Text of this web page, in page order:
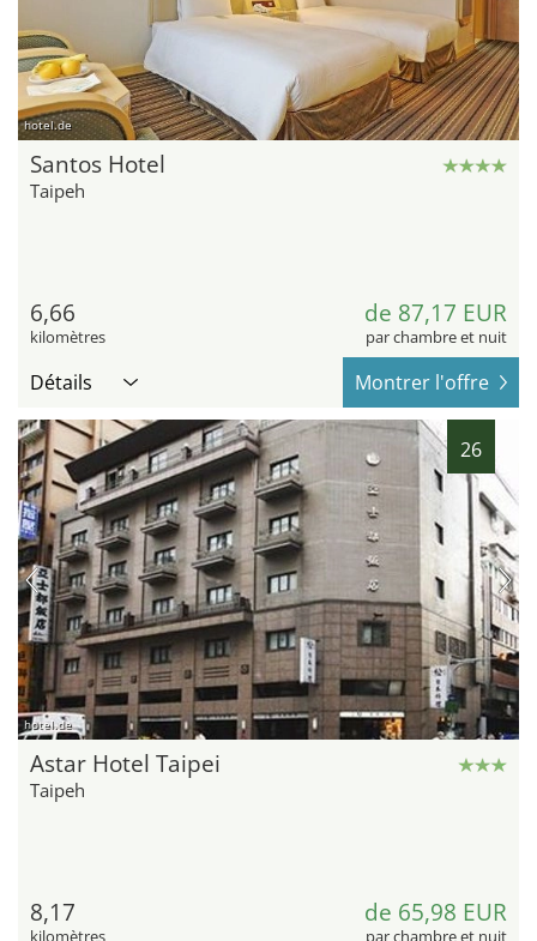
hotel.de
Santos Hotel
Taipeh
6,66
kilomètres
de 87,17 EUR
par chambre et nuit
Détails Montrer l'offre
26
hotel.de
Astar Hotel Taipei
Taipeh
8,17 de 65,98 EUR